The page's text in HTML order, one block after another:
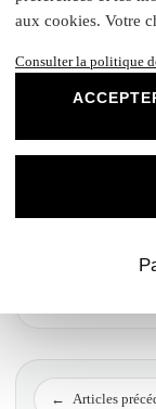
Invitation au
Bleu Roi et Blanc
célébration avec
délicatement
l'harmonie…
← Articles
aux cookies. Votre
Consulter la politique